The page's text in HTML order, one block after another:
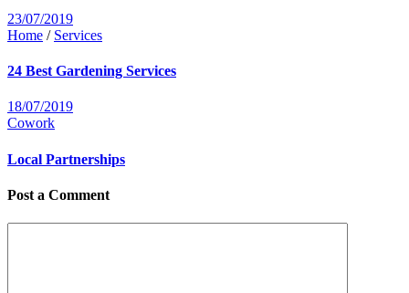
23/07/2019
Home / Services
24 Best Gardening Services
18/07/2019
Cowork
Local Partnerships
Post a Comment